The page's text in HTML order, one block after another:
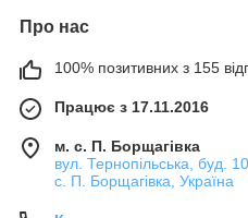
Про нас
100% позитивних з 155
Працює з 17.11.2016
м. с. П. Борщагівка
вул. Тернопільська, буд.
с. П. Борщагівка, Україна